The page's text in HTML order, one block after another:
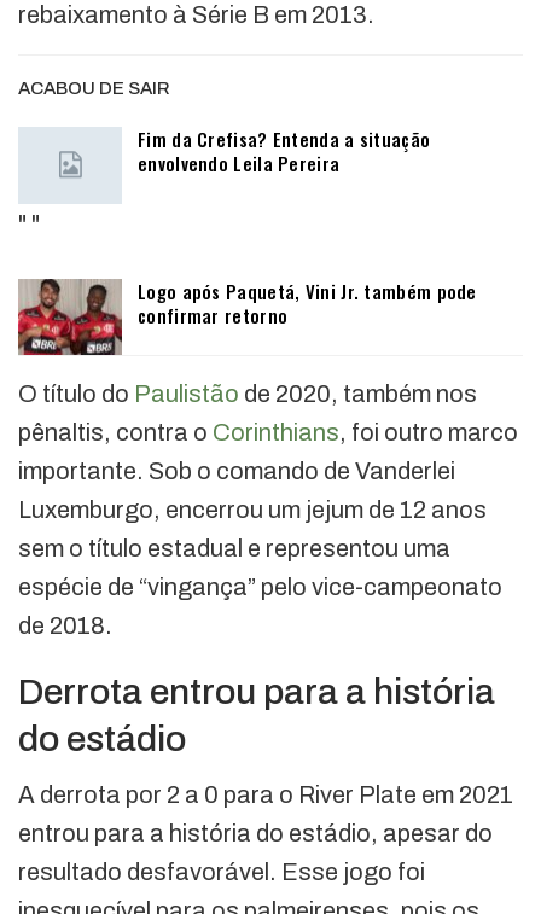
rebaixamento à Série B em 2013.
ACABOU DE SAIR
Fim da Crefisa? Entenda a situação
envolvendo Leila Pereira
" "
Logo após Paquetá, Vini Jr. também pode
confirmar retorno
O título do Paulistão de 2020, também nos
pênaltis, contra o Corinthians, foi outro marco
importante. Sob o comando de Vanderlei
Luxemburgo, encerrou um jejum de 12 anos
sem o título estadual e representou uma
espécie de “vingança” pelo vice-campeonato
de 2018.
Derrota entrou para a história
do estádio
A derrota por 2 a 0 para o River Plate em 2021
entrou para a história do estádio, apesar do
resultado desfavorável. Esse jogo foi